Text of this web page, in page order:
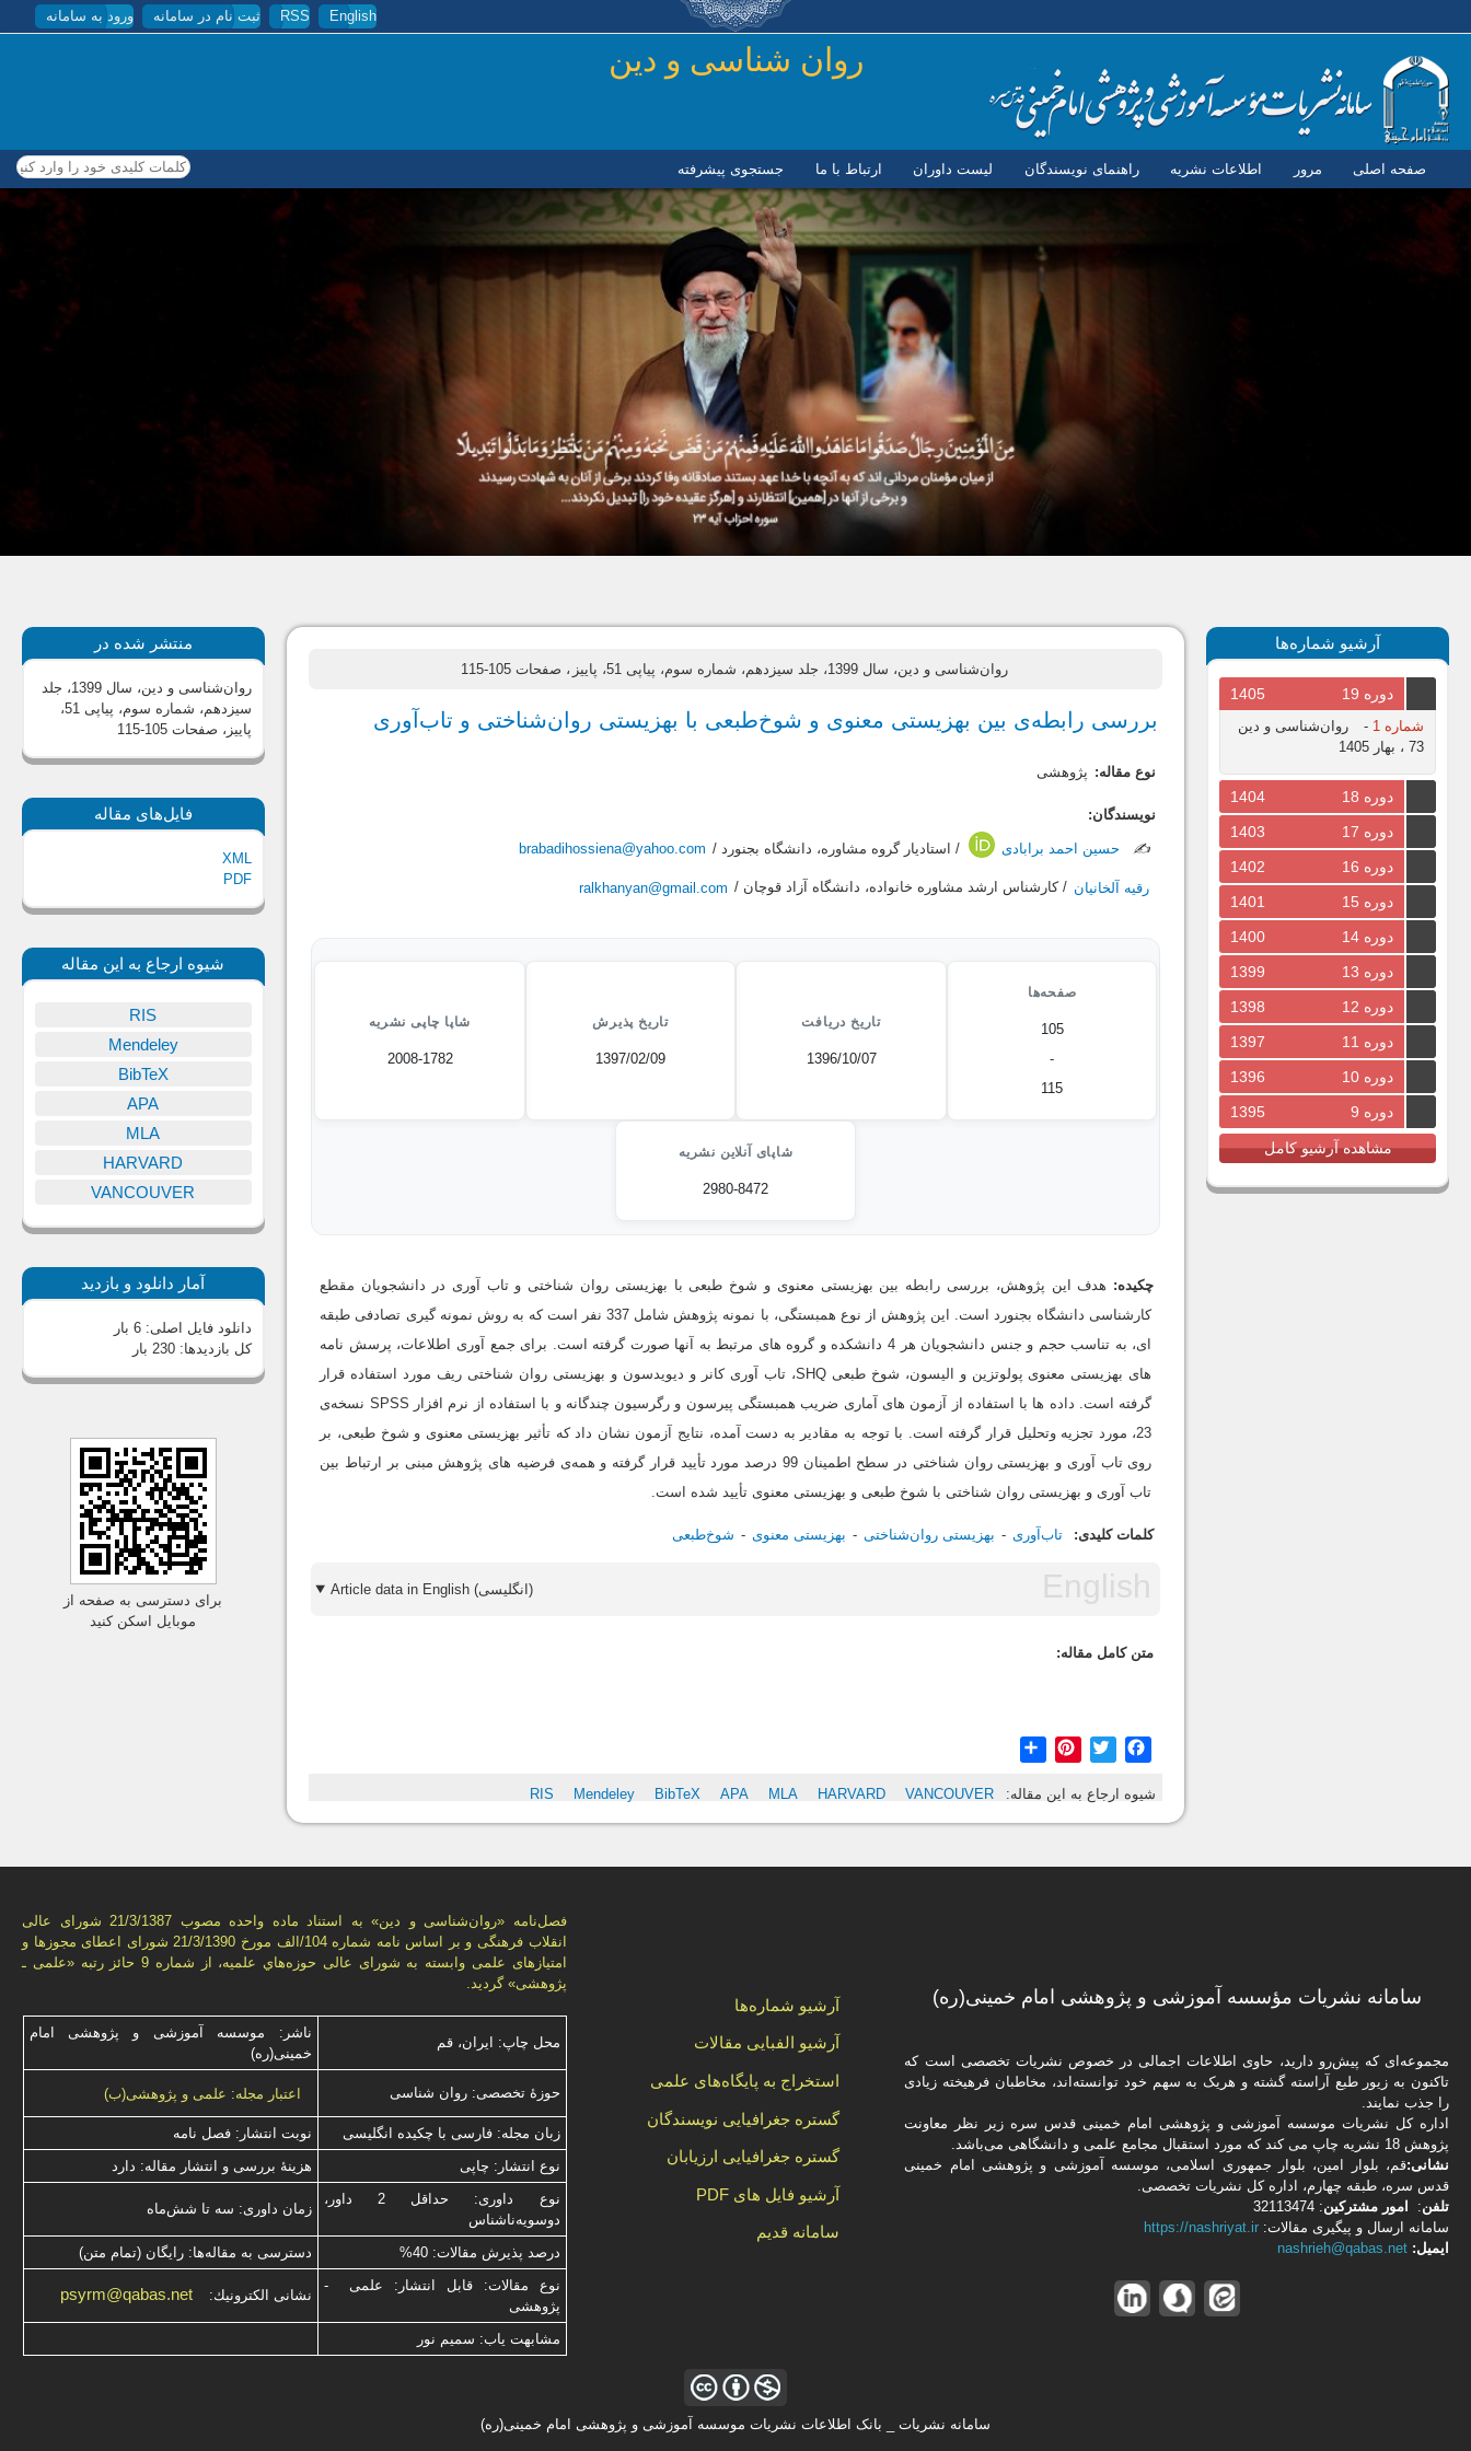
رفتن به محتوای اصلی English
RSS ثبت نام در سامانه ورود به سامانه
روان شناسی و دين
صفحه اصلی مرور اطلاعات نشریه راهنمای نویسندگان لیست داوران ارتباط با ما جستجوی پیشرفته کلمات کلیدی خود را وارد کنید
آرشیو شماره‌ها
دوره 19 1405
شماره 1 -
روان‌شناسی و دین
73 ، بهار 1405
دوره 18
1404
دوره 17
1403
دوره 16
1402
دوره 15
1401
دوره 14
1400
دوره 13
1399
دوره 12
1398
دوره 11
1397
دوره 10
1396
دوره 9
1395
مشاهده آرشیو کامل
روان‌شناسی و دین، سال 1399، جلد سیزدهم، شماره سوم، پیاپی 51، پاییز ، صفحات 105-115
بررسی رابطه‌ی بین بهزیستی معنوی و شوخ‌طبعی با بهزیستی روان‌شناختی و تاب‌آوری
نوع مقاله: پژوهشی
نویسندگان:
✍️ حسین احمد برابادی / استادیار گروه مشاوره، دانشگاه بجنورد / brabadihossiena@yahoo.com
رقیه آلخانیان / کارشناس ارشد مشاوره خانواده، دانشگاه آزاد قوچان / ralkhanyan@gmail.com
صفحه‌ها
105
-
115
تاریخ دریافت
1396/10/07
تاریخ پذیرش
1397/02/09
شاپا چاپی نشریه
2008-1782
شاپای آنلاین نشریه
2980-8472
چکیده: هدف این پژوهش، بررسی رابطه بین بهزیستی معنوی و شوخ طبعی با بهزیستی روان شناختی و تاب آوری در دانشجویان مقطع
کارشناسی دانشگاه بجنورد است. این پژوهش از نوع همبستگی، با نمونه پژوهش شامل 337 نفر است که به روش نمونه گیری تصادفی طبقه
ای، به تناسب حجم و جنس دانشجویان هر 4 دانشکده و گروه های مرتبط به آنها صورت گرفته است. برای جمع آوری اطلاعات، پرسش نامه
های بهزیستی معنوی پولوتزین و الیسون، شوخ طبعی SHQ، تاب آوری کانر و دیویدسون و بهزیستی روان شناختی ریف مورد استفاده قرار
گرفته است. داده ها با استفاده از آزمون های آماری ضریب همبستگی پیرسون و رگرسیون چندگانه و با استفاده از نرم افزار SPSS نسخه‌ی
23، مورد تجزیه وتحلیل قرار گرفته است. با توجه به مقادیر به دست آمده، نتایج آزمون نشان داد که تأثیر بهزیستی معنوی و شوخ طبعی، بر
روی تاب آوری و بهزیستی روان شناختی در سطح اطمینان 99 درصد مورد تأیید قرار گرفته و همه‌ی فرضیه های پژوهش مبنی بر ارتباط بین
تاب آوری و بهزیستی روان شناختی با شوخ طبعی و بهزیستی معنوی تأیید شده است.
کلمات کلیدی: تاب‌آوری بهزیستی روان‌شناختی بهزیستی معنوی شوخ‌طبعی
Article data in English (انگلیسی)
متن کامل مقاله:
Facebook
Twitter
Pinterest
شیوه ارجاع به این مقاله: RIS Mendeley BibTeX APA MLA HARVARD VANCOUVER
منتشر شده در
روان‌شناسی و دین، سال 1399، جلد
سیزدهم، شماره سوم، پیاپی 51،
پاییز ، صفحات 105-115
فایل‌های مقاله
XML
PDF
شیوه ارجاع به این مقاله
RIS
Mendeley
BibTeX
APA
MLA
HARVARD
VANCOUVER
آمار دانلود و بازدید
دانلود فایل اصلی:6 بار
کل بازدیدها:230 بار
برای دسترسی به صفحه از
موبایل اسکن کنید
فصل‌نامه «روان‌شناسی و دين» به استناد ماده واحده مصوب 21/3/1387 شورای عالی
انقلاب فرهنگی و بر اساس نامه شماره 104/الف مورخ 21/3/1390 شورای اعطای مجوزها و
امتيازهای علمی وابسته به شورای عالی حوزه‌هاي علميه، از شماره 9 حائز رتبه «علمی ـ
پژوهشی» گرديد.
محل چاپ: ایران، قم
ناشر: موسسه آموزشی و پژوهشی امام
خمینی(ره)
حوزۀ تخصصی: روان شناسی اعتبار مجله: علمی و پژوهشی(ب)
زبان مجله: فارسی با چكیده انگلیسی
نوبت انتشار: فصل نامه
نوع انتشار: چاپی
هزینۀ بررسی و انتشار مقاله: دارد
نوع داوری: حداقل 2 داور،
دوسویه‌ناشناس
زمان داوری: سه تا شش‌ماه
درصد پذیرش مقالات: 40%
دسترسی به مقاله‌ها: رایگان (تمام متن)
نوع مقالات: قابل انتشار: علمی -
پژوهشی
نشانی الكترونیك: psyrm@qabas.net
مشابهت ياب: سميم نور
آرشیو شماره‌ها
آرشیو الفبایی مقالات
استخراج به پایگاه‌های علمی
گستره جغرافیایی نویسندگان
گستره جغرافیایی ارزیابان
آرشیو فایل های PDF
سامانه قدیم
سامانه نشریات مؤسسه آموزشی و پژوهشی امام خمینی(ره)
مجموعه‌ای که پیش‌رو دارید،‌ حاوی اطلاعات اجمالی در خصوص نشریات تخصصی است که
تاکنون به زیور طبع آراسته گشته و هریک به سهم خود توانسته‌اند، مخاطبان فرهیخته‌ زیادی
را جذب نمایند.
اداره كل نشریات موسسه آموزشی و پژوهشی امام خمینی قدس سره زیر نظر معاونت
پژوهش 18 نشریه چاپ می کند که مورد استقبال مجامع علمی و دانشگاهی می‌باشد.
نشانی:قم، بلوار امین، بلوار جمهوری اسلامی، موسسه آموزشی و پژوهشی امام خمینی
قدس سره، طبقه چهارم، اداره كل نشریات تخصصی.
تلفن: امور مشتركین: 32113474
سامانه ارسال و پیگیری مقالات:https://nashriyat.ir
ایمیل:nashrieh@qabas.net
سامانه نشریات _ بانک اطلاعات نشریات موسسه آموزشی و پژوهشی امام خمینی(ره)